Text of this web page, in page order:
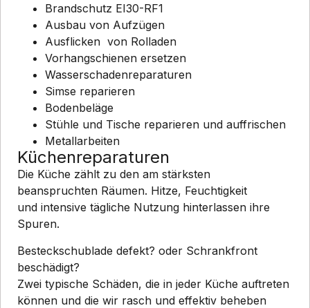
Brandschutz EI30-RF1
Ausbau von Aufzügen
Ausflicken von Rolladen
Vorhangschienen ersetzen
Wasserschadenreparaturen
Simse reparieren
Bodenbeläge
Stühle und Tische reparieren und auffrischen
Metallarbeiten
Küchenreparaturen
Die Küche zählt zu den am stärksten
beanspruchten Räumen. Hitze, Feuchtigkeit
und intensive tägliche Nutzung hinterlassen ihre
Spuren.
Besteckschublade defekt? oder Schrankfront
beschädigt?
Zwei typische Schäden, die in jeder Küche auftreten
können und die wir rasch und effektiv beheben